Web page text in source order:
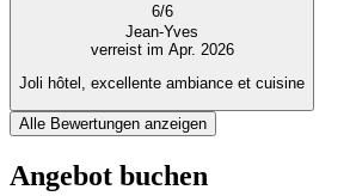
6/6
Jean-Yves
verreist im Apr. 2026
Joli hôtel, excellente ambiance et cuisine
Alle Bewertungen anzeigen
Angebot buchen